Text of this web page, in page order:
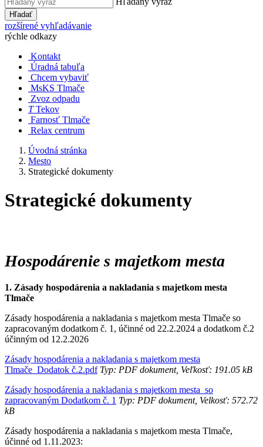
Hľadať
rozšírené vyhľadávanie
rýchle odkazy
Kontakt
Úradná tabuľa
Chcem vybaviť
MsKS Tlmače
Zvoz odpadu
T Tekov
Farnosť Tlmače
Relax centrum
Úvodná stránka
Mesto
Strategické dokumenty
Strategické dokumenty
Hospodárenie s majetkom mesta
1. Zásady hospodárenia a nakladania s majetkom mesta
Tlmače
Zásady hospodárenia a nakladania s majetkom mesta Tlmače so
zapracovaným dodatkom č. 1, účinné od 22.2.2024 a dodatkom č.2
účinným od 12.2.2026
Zásady hospodárenia a nakladania s majetkom mesta
Tlmače_Dodatok č.2.pdfTyp: PDF dokument, Veľkosť: 191.05 kB
Zásady hospodárenia a nakladania s majetkom mesta_so
zapracovaným Dodatkom č. 1 Typ: PDF dokument, Velkosť: 572.72
kB
Zásady hospodárenia a nakladania s majetkom mesta Tlmače,
účinné od 1.11.2023: